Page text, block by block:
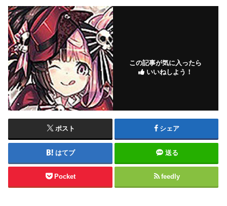
この記事が気に入ったら
いいねしよう！
ポスト シェア
はてブ 送る
Pocket feedly